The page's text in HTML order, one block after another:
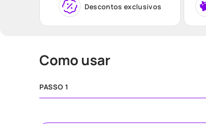
Descontos exclusivos
Como usar
PASSO 1